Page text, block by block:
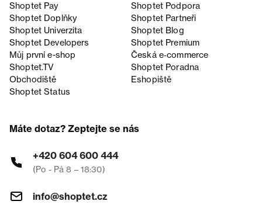
Shoptet Pay
Shoptet Podpora
Shoptet Doplňky
Shoptet Partneři
Shoptet Univerzita
Shoptet Blog
Shoptet Developers
Shoptet Premium
Můj první e-shop
Česká e‑commerce
Shoptet.TV
Shoptet Poradna
Obchodiště
Eshopiště
Shoptet Status
Máte dotaz? Zeptejte se nás
+420 604 600 444
(Po - Pá 8 – 18:30)
info@shoptet.cz